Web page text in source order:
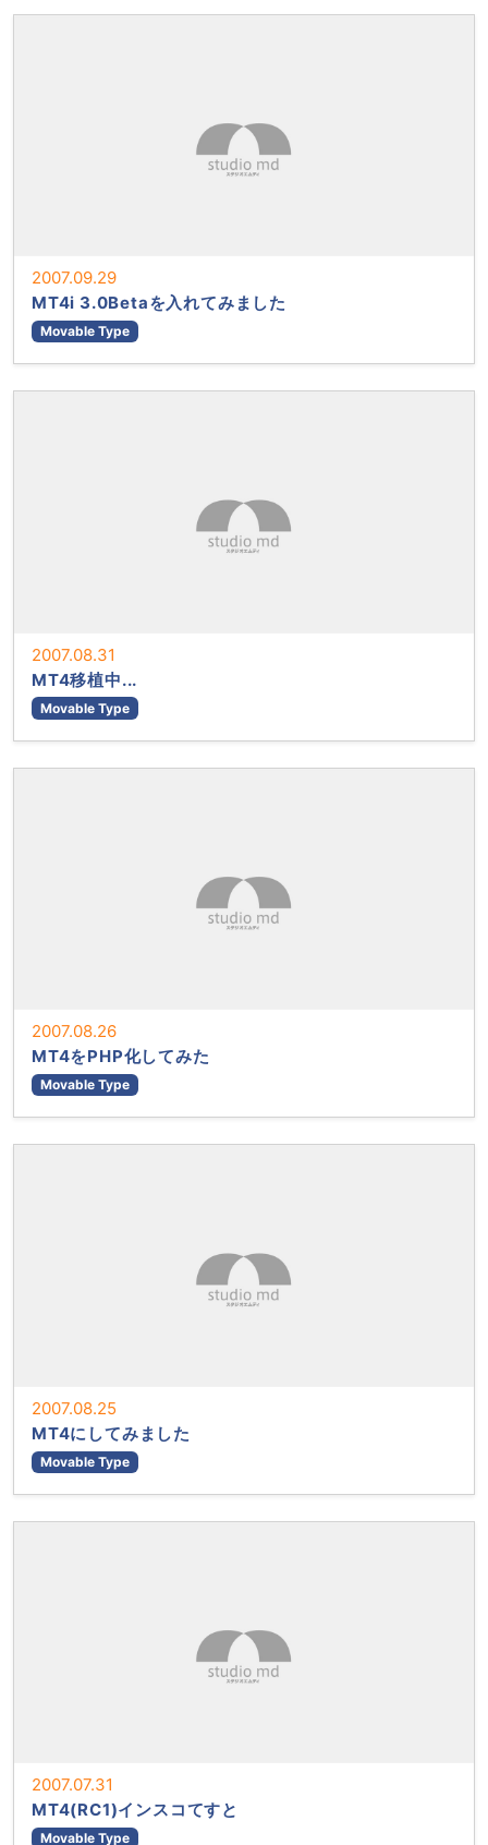
2007.09.29
MT4i 3.0Betaを入れてみました
Movable Type
2007.08.31
MT4移植中...
Movable Type
2007.08.26
MT4をPHP化してみた
Movable Type
2007.08.25
MT4にしてみました
Movable Type
2007.07.31
MT4(RC1)インスコてすと
Movable Type